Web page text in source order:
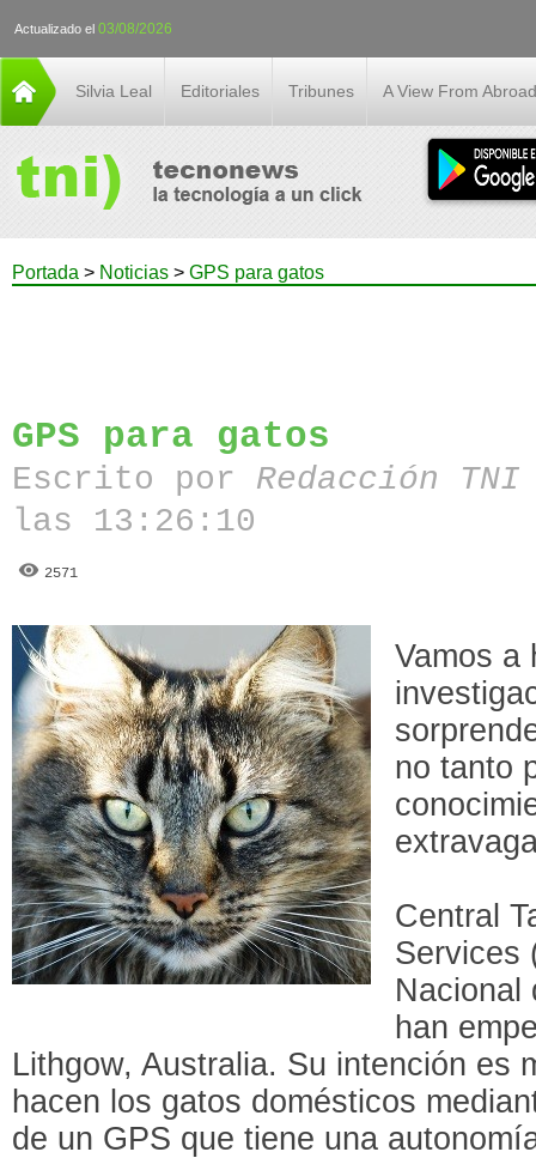
Actualizado el 03/08/2026
Silvia Leal Editoriales Tribunes A View From Abroad
Portada > Noticias > GPS para gatos
GPS para gatos
Escrito por Redacción
las 13:26:10
2571
Vamos a
no tanto
Central
Services
Nacional
han
Lithgow, Australia. Su intención es
hacen los gatos domésticos
de un GPS que tiene una